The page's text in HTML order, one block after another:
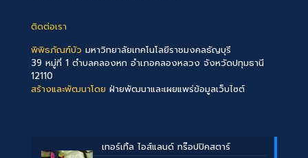
ติดต่อเรา
พิพิธภัณฑ์บัว มหาวิทยาลัยเทคโนโลยีราชมงคลธัญบุรี
39 หมู่ที่ 1 ตำบลคลองหก อำเภอคลองหลวง จังหวัดปทุมธานี
12110
สร้างและพัฒนาโดย ฝ่ายพัฒนาและเผยแพร่ข้อมูลเว็บไซต์
เทอร์เทิ้ล ไอส์แลนด์ ทร๊อปปิคสตาร์